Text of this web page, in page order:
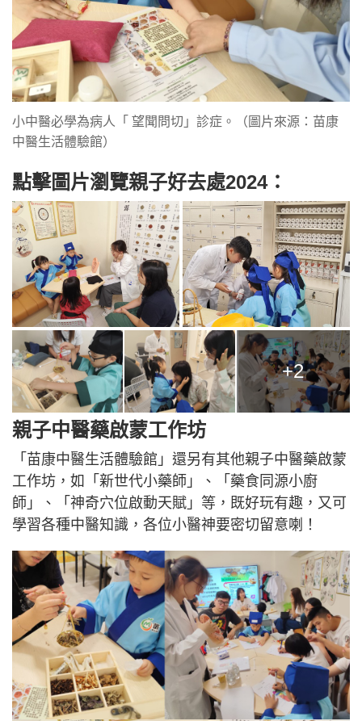
小中醫必學為病人「 望聞問切」診症。（圖片來源：苗康
中醫生活體驗館）
點擊圖片瀏覽親子好去處2024：
+2
親子中醫藥啟蒙工作坊
「苗康中醫生活體驗館」還另有其他親子中醫藥啟蒙
工作坊，如「新世代小藥師」、「藥食同源小廚
師」、「神奇穴位啟動天賦」等，既好玩有趣，又可
學習各種中醫知識，各位小醫神要密切留意喇！